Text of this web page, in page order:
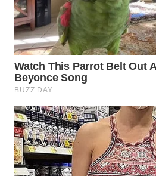
NEWS
WAHANA
TANI
WAHANA
ADVOKAT
WAHANA
INFRASTRUKTUR
WAHANA